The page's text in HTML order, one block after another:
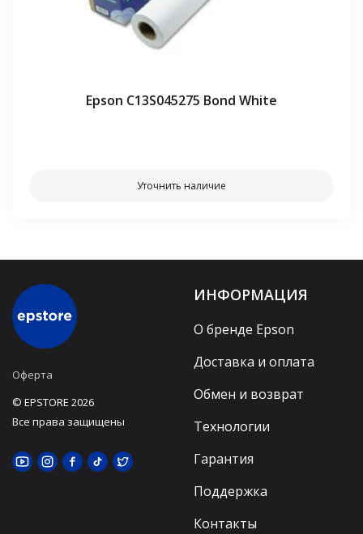
Epson C13S045275 Bond White
Уточнить наличие
Оферта
© EPSTORE 2026
Все права защищены
ИНФОРМАЦИЯ
О бренде Epson
Доставка и оплата
Обмен и возврат
Технологии
Гарантия
Поддержка
Контакты